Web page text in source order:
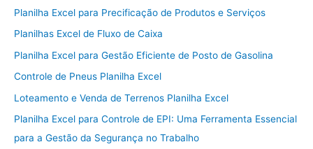
Planilha Excel para Precificação de Produtos e Serviços
Planilhas Excel de Fluxo de Caixa
Planilha Excel para Gestão Eficiente de Posto de Gasolina
Controle de Pneus Planilha Excel
Loteamento e Venda de Terrenos Planilha Excel
Planilha Excel para Controle de EPI: Uma Ferramenta Essencial
para a Gestão da Segurança no Trabalho